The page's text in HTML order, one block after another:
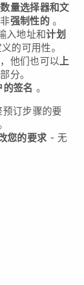
量选择器和文
强制性的。
入地址和计划
的可用性。
他们也可以 上
分。
的签名 。
订步骤的要
您的要求 - 无